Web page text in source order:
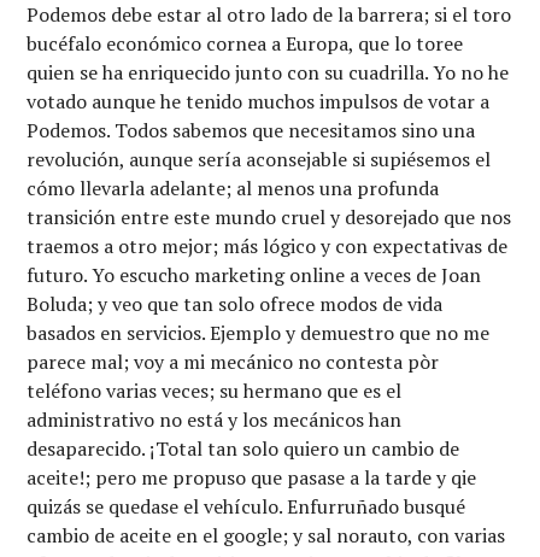
Podemos debe estar al otro lado de la barrera; si el toro
bucéfalo económico cornea a Europa, que lo toree
quien se ha enriquecido junto con su cuadrilla. Yo no he
votado aunque he tenido muchos impulsos de votar a
Podemos. Todos sabemos que necesitamos sino una
revolución, aunque sería aconsejable si supiésemos el
cómo llevarla adelante; al menos una profunda
transición entre este mundo cruel y desorejado que nos
traemos a otro mejor; más lógico y con expectativas de
futuro. Yo escucho marketing online a veces de Joan
Boluda; y veo que tan solo ofrece modos de vida
basados en servicios. Ejemplo y demuestro que no me
parece mal; voy a mi mecánico no contesta pòr
teléfono varias veces; su hermano que es el
administrativo no está y los mecánicos han
desaparecido. ¡Total tan solo quiero un cambio de
aceite!; pero me propuso que pasase a la tarde y qie
quizás se quedase el vehículo. Enfurruñado busqué
cambio de aceite en el google; y sal norauto, con varias